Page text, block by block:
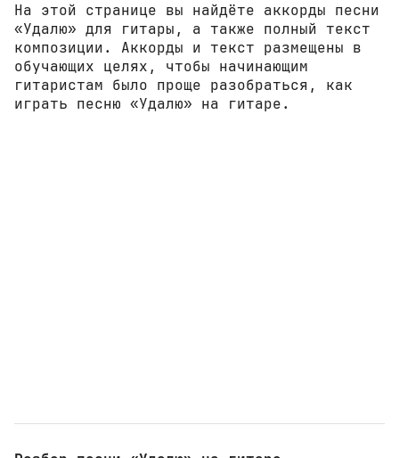
На этой странице вы найдёте аккорды песни
«Удалю» для гитары, а также полный текст
композиции. Аккорды и текст размещены в
обучающих целях, чтобы начинающим
гитаристам было проще разобраться, как
играть песню «Удалю» на гитаре.